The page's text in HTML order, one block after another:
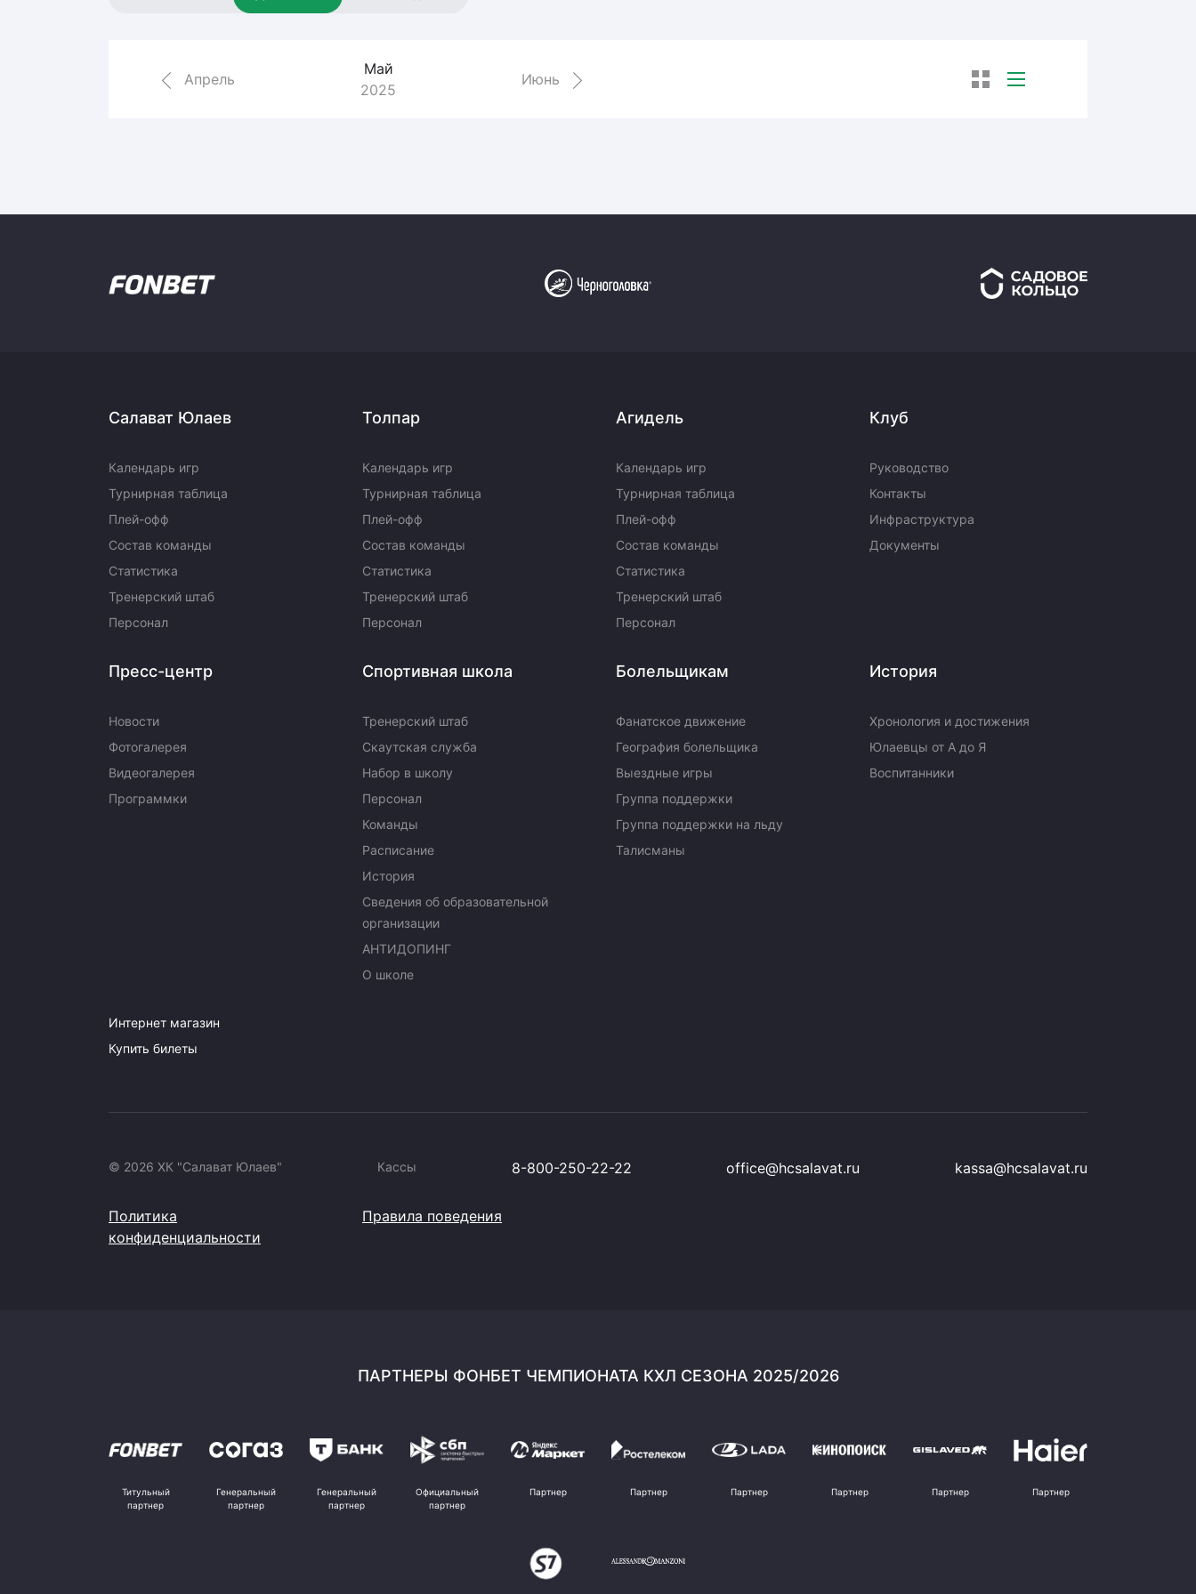
Локомотив
Апрель
Май
2025
Июнь
Салават Юлаев
Календарь игр
Турнирная таблица
Плей-офф
Состав команды
Статистика
Тренерский штаб
Персонал
Толпар
Календарь игр
Турнирная таблица
Плей-офф
Состав команды
Статистика
Тренерский штаб
Персонал
Агидель
Календарь игр
Турнирная таблица
Плей-офф
Состав команды
Статистика
Тренерский штаб
Персонал
Клуб
Руководство
Контакты
Инфраструктура
Документы
Пресс-центр
Новости
Фотогалерея
Видеогалерея
Программки
Спортивная школа
Тренерский штаб
Скаутская служба
Набор в школу
Персонал
Команды
Расписание
История
Сведения об образовательной
организации
АНТИДОПИНГ
О школе
Болельщикам
Фанатское движение
География болельщика
Выездные игры
Группа поддержки
Группа поддержки на льду
Талисманы
История
Хронология и достижения
Юлаевцы от А до Я
Воспитанники
Интернет магазин
Купить билеты
© 2026 ХК "Салават Юлаев" Кассы 8-800-250-22-22 office@hcsalavat.ru kassa@hcsalavat.ru
Политика
конфиденциальности
Правила поведения
ПАРТНЕРЫ ФОНБЕТ ЧЕМПИОНАТА КХЛ СЕЗОНА 2025/2026
Титульный
партнер
Генеральный
партнер
Генеральный
партнер
Официальный
партнер
Партнер Партнер Партнер Партнер Партнер Партнер